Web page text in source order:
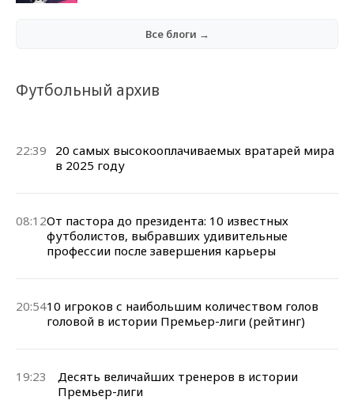
Все блоги →
Футбольный архив
22:39
20 самых высокооплачиваемых вратарей мира
в 2025 году
08:12От пастора до президента: 10 известных
футболистов, выбравших удивительные
профессии после завершения карьеры
20:5410 игроков с наибольшим количеством голов
головой в истории Премьер-лиги (рейтинг)
19:23
Десять величайших тренеров в истории
Премьер-лиги